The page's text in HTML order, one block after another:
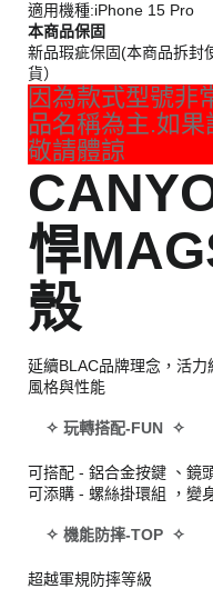
適用機種:iPhone 15 Pro
本商品保固
新品瑕疵保固(本商品拆封
貨）
因為款式型號非
品名稱為主.如
敬請體諒
悍
殼
延續BLAC品牌理念，活
風格與性能
✧ 玩轉搭配-FUN ✧
可搭配 - 鋁合金按鍵 、鏡
可添購 - 螺絲掛環組 ，變
✧ 機能防摔-TOP ✧
超越軍規防摔等級